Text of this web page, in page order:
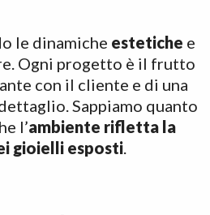
le dinamiche estetiche e
Ogni progetto è il frutto
con il cliente e di una
Sappiamo quanto
l’ambiente rifletta la
gioielli esposti.